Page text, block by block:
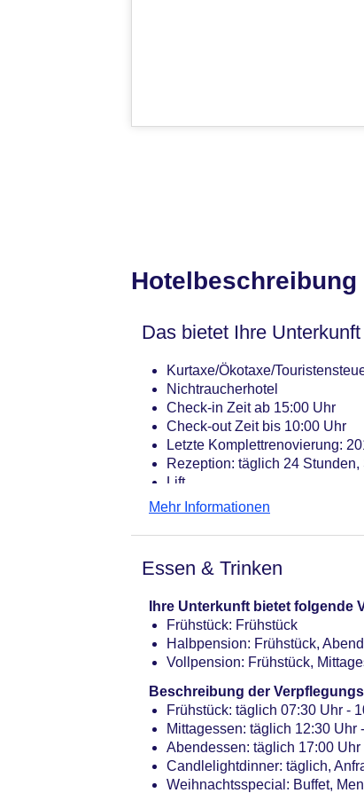
Das bietet Ihre Unterkunft
Kurtaxe/Ökotaxe/
Nichtraucherhotel
Check-in Zeit ab 15:00 Uhr
Check-out Zeit bis 10:00 Uhr
Letzte Komplettrenovierung:
Rezeption: täglich 24
Lift
Gartenanlage, Sonnenterrasse
Pool „Indoorpool
Whirlpool „Indoorwhirlpool
Badetücher
Internet: WLAN/WiFi, im
Wäscheservice: gegen Gebühr
Gepäckservice
Zahlungsarten: TUI Card /
Haustiere nicht erlaubt
Parkmöglichkeiten: Parkplatz
nicht notwendig
Tagungseinrichtungen:
Gebäudeanzahl: 2, Etagen: 4,
Mehr Informationen
Essen & Trinken
Ihre Unterkunft bietet folgende
Frühstück: Frühstück
Halbpension: Frühstück,
Vollpension: Frühstück,
Beschreibung der
Frühstück: täglich 07:30 Uhr -
Mittagessen: täglich 12:30 Uhr
Abendessen: täglich 17:00
Candlelightdinner: täglich,
Weihnachtsspecial: Buffet,